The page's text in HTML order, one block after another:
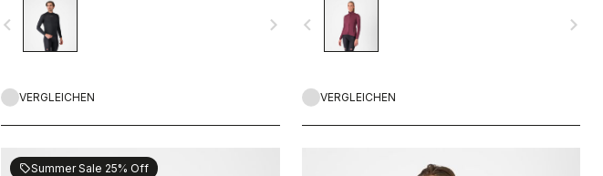
navigate_before navigate_next
VERGLEICHEN
Polartec® Alpha™ für Isolation.
navigate_before navigate_next
VERGLEICHEN
sellSummer Sale 25% Off